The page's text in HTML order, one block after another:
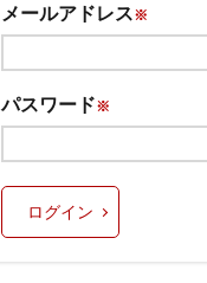
メールアドレス※
パスワード※
ログイン